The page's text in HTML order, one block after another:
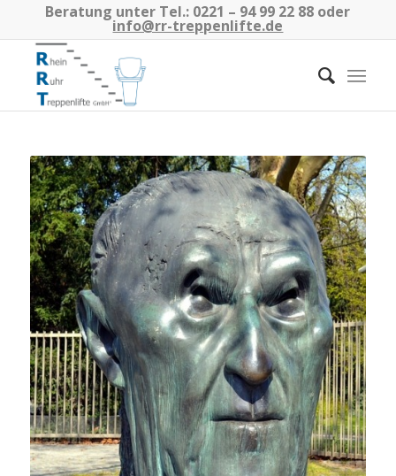
Beratung unter Tel.: 0221 – 94 99 22 88 oder
info@rr-treppenlifte.de